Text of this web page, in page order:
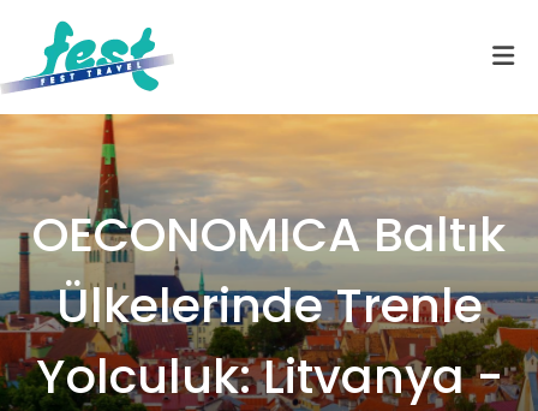
OECONOMICA Baltık
Ülkelerinde Trenle
Yolculuk: Litvanya -